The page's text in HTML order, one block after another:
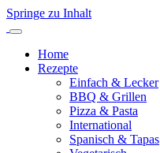
Springe zu Inhalt
Home
Rezepte
Einfach & Lecker
BBQ & Grillen
Pizza & Pasta
International
Spanisch & Tapas